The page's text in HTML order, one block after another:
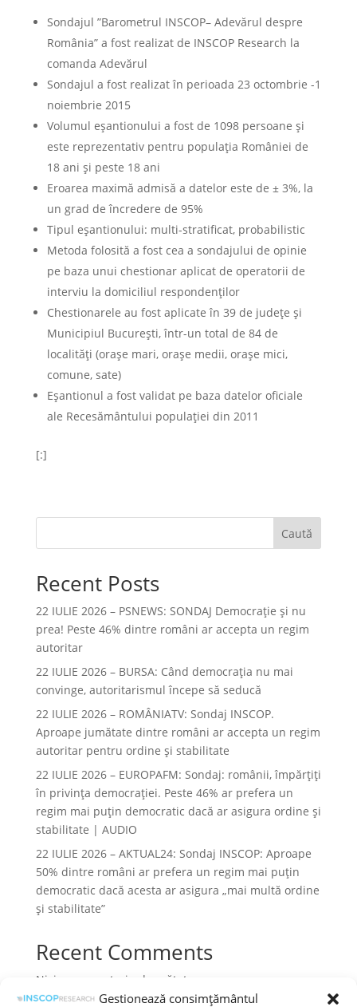
Gestionează consimțământul
Sondajul ”Barometrul INSCOP– Adevărul despre
România” a fost realizat de INSCOP Research la
comanda Adevărul
Sondajul a fost realizat în perioada 23 octombrie -1
noiembrie 2015
Volumul eșantionului a fost de 1098 persoane și
este reprezentativ pentru populația României de
18 ani și peste 18 ani
Eroarea maximă admisă a datelor este de ± 3%, la
un grad de încredere de 95%
Tipul eșantionului: multi-stratificat, probabilistic
Metoda folosită a fost cea a sondajului de opinie
pe baza unui chestionar aplicat de operatorii de
interviu la domiciliul respondenţilor
Chestionarele au fost aplicate în 39 de județe și
Municipiul București, într-un total de 84 de
localități (orașe mari, orașe medii, orașe mici,
comune, sate)
Eșantionul a fost validat pe baza datelor oficiale
ale Recesământului populației din 2011
[:]
Caută
Recent Posts
22 IULIE 2026 – PSNEWS: SONDAJ Democrație și nu
prea! Peste 46% dintre români ar accepta un regim
autoritar
22 IULIE 2026 – BURSA: Când democraţia nu mai
convinge, autoritarismul începe să seducă
22 IULIE 2026 – ROMÂNIATV: Sondaj INSCOP.
Aproape jumătate dintre români ar accepta un regim
autoritar pentru ordine și stabilitate
22 IULIE 2026 – EUROPAFM: Sondaj: românii, împărțiți
în privința democrației. Peste 46% ar prefera un
regim mai puțin democratic dacă ar asigura ordine și
stabilitate | AUDIO
22 IULIE 2026 – AKTUAL24: Sondaj INSCOP: Aproape
50% dintre români ar prefera un regim mai puțin
democratic dacă acesta ar asigura „mai multă ordine
și stabilitate”
Recent Comments
Niciun comentariu de arătat.